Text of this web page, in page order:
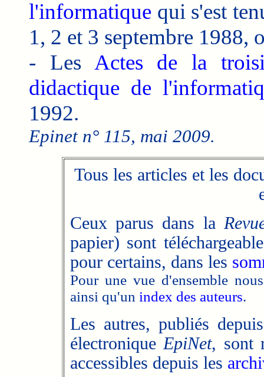
l'informatique qui s'est
1, 2 et 3 septembre 1988,
- Les Actes de la
didactique de
1992.
Epinet n° 115, mai 2009.
Tous les articles et les
Ceux parus dans la
papier) sont
pour certains, dans les
Pour une vue d'ensemble
ainsi qu'un index des auteurs.
Les autres, publiés
électronique EpiNet, sont
accessibles depuis les